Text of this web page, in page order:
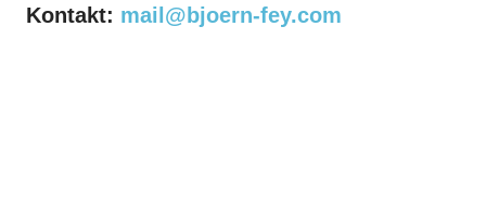
Kontakt: mail@bjoern-fey.com